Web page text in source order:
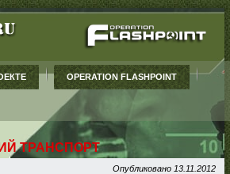
OPERATION FLASHPOINT
ТРАНСПОРТ
Опубликовано 13.11.2012